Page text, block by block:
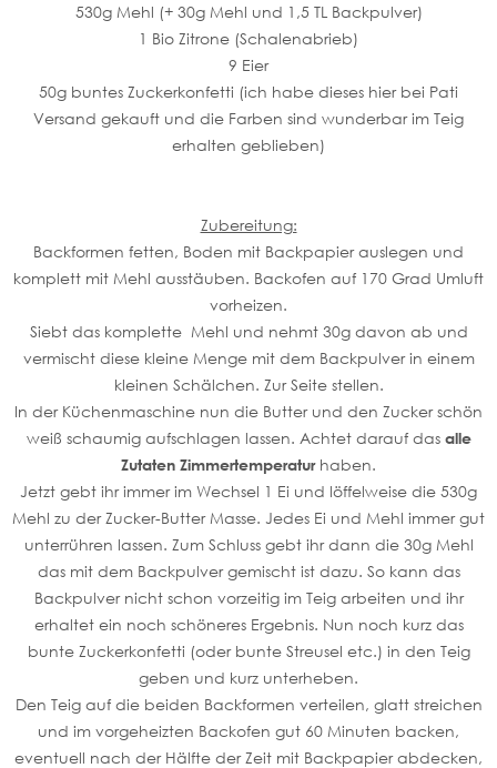
530g Mehl (+ 30g Mehl und 1,5 TL Backpulver)
1 Bio Zitrone (Schalenabrieb)
9 Eier
50g buntes Zuckerkonfetti (ich habe dieses hier bei Pati
Versand gekauft und die Farben sind wunderbar im Teig
erhalten geblieben)
Zubereitung:
Backformen fetten, Boden mit Backpapier auslegen und
komplett mit Mehl ausstäuben. Backofen auf 170 Grad Umluft
vorheizen.
Siebt das komplette Mehl und nehmt 30g davon ab und
vermischt diese kleine Menge mit dem Backpulver in einem
kleinen Schälchen. Zur Seite stellen.
In der Küchenmaschine nun die Butter und den Zucker schön
weiß schaumig aufschlagen lassen. Achtet darauf das alle
Zutaten Zimmertemperaturhaben.
Jetzt gebt ihr immer im Wechsel 1 Ei und löffelweise die 530g
Mehl zu der Zucker-Butter Masse. Jedes Ei und Mehl immer gut
unterrühren lassen. Zum Schluss gebt ihr dann die 30g Mehl
das mit dem Backpulver gemischt ist dazu. So kann das
Backpulver nicht schon vorzeitig im Teig arbeiten und ihr
erhaltet ein noch schöneres Ergebnis. Nun noch kurz das
bunte Zuckerkonfetti (oder bunte Streusel etc.) in den Teig
geben und kurz unterheben.
Den Teig auf die beiden Backformen verteilen, glatt streichen
und im vorgeheizten Backofen gut 60 Minuten backen,
eventuell nach der Hälfte der Zeit mit Backpapier abdecken,